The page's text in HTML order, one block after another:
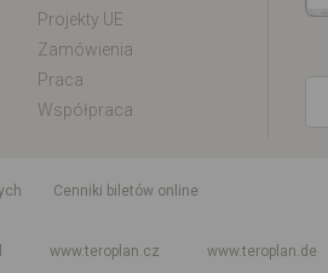
Projekty UE
Zamówienia
Praca
Współpraca
Cenniki biletów online
www.teroplan.cz
www.teroplan.de